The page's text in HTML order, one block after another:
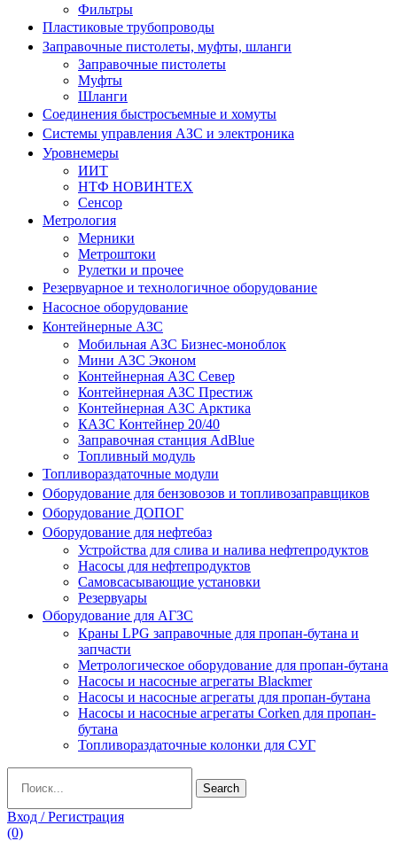
Фильтры
Пластиковые трубопроводы
Заправочные пистолеты, муфты, шланги
Заправочные пистолеты
Муфты
Шланги
Соединения быстросъемные и хомуты
Системы управления АЗС и электроника
Уровнемеры
ИИТ
НТФ НОВИНТЕХ
Сенсор
Метрология
Мерники
Метроштоки
Рулетки и прочее
Резервуарное и технологичное оборудование
Насосное оборудование
Контейнерные АЗС
Мобильная АЗС Бизнес-моноблок
Мини АЗС Эконом
Контейнерная АЗС Север
Контейнерная АЗС Престиж
Контейнерная АЗС Арктика
КАЗС Контейнер 20/40
Заправочная станция AdBlue
Топливный модуль
Топливораздаточные модули
Оборудование для бензовозов и топливозаправщиков
Оборудование ДОПОГ
Оборудование для нефтебаз
Устройства для слива и налива нефтепродуктов
Насосы для нефтепродуктов
Самовсасывающие установки
Резервуары
Оборудование для АГЗС
Краны LPG заправочные для пропан-бутана и
запчасти
Метрологическое оборудование для пропан-бутана
Насосы и насосные агрегаты Blackmer
Насосы и насосные агрегаты для пропан-бутана
Насосы и насосные агрегаты Corken для пропан-
бутана
Топливораздаточные колонки для СУГ
for:
Search
Вход / Регистрация
(0)